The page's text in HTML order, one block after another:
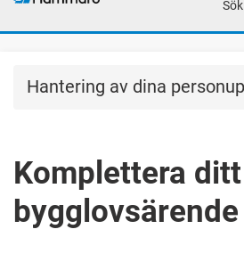
Sök
Hantering av dina
Komplettera ditt
bygglovsärende